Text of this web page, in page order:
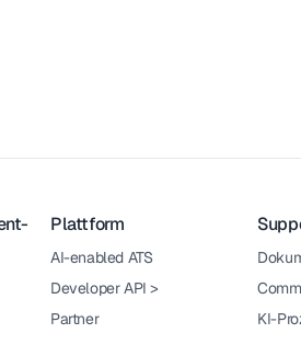
Plattform
AI-enabled ATS
Developer API >
Partner
KI-